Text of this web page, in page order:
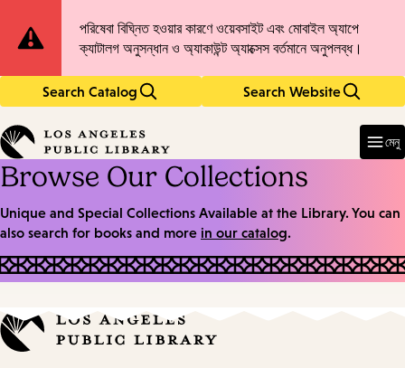
to
main
content
to
main
navigation
Site
Notification
পরিষেবা বিঘ্নিত হওয়ার কারণে ওয়েবসাইট এবং মোবাইল অ্যাপে
ক্যাটালগ অনুসন্ধান ও অ্যাকাউন্ট অ্যাক্সেস বর্তমানে অনুপলব্ধ।
Search Catalog Search Website
in
keywords
মেনু
Browse Our Collections
Unique and Special Collections Available at the Library. You can
also search for books and more in our catalog.